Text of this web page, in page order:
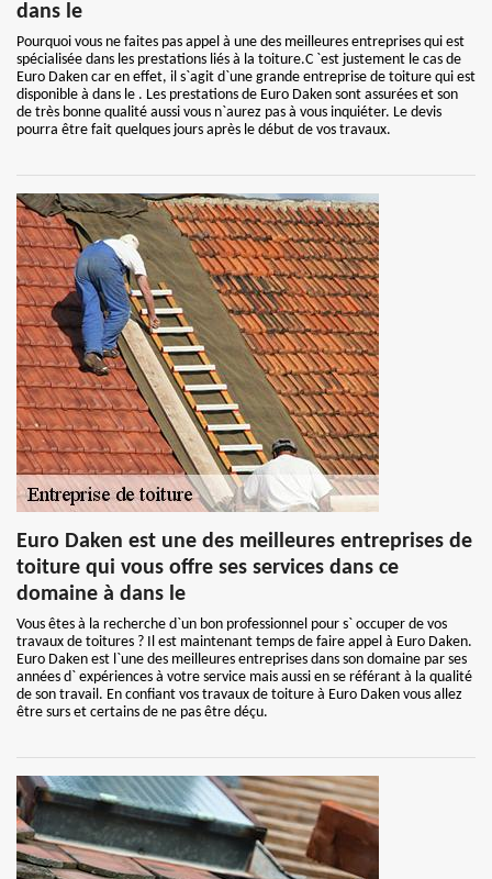
dans le
Pourquoi vous ne faites pas appel à une des meilleures entreprises qui est
spécialisée dans les prestations liés à la toiture.C `est justement le cas de
Euro Daken car en effet, il s`agit d`une grande entreprise de toiture qui est
disponible à dans le . Les prestations de Euro Daken sont assurées et son
de très bonne qualité aussi vous n`aurez pas à vous inquiéter. Le devis
pourra être fait quelques jours après le début de vos travaux.
Euro Daken est une des meilleures entreprises de
toiture qui vous offre ses services dans ce
domaine à dans le
Vous êtes à la recherche d`un bon professionnel pour s` occuper de vos
travaux de toitures ? Il est maintenant temps de faire appel à Euro Daken.
Euro Daken est l`une des meilleures entreprises dans son domaine par ses
années d` expériences à votre service mais aussi en se référant à la qualité
de son travail. En confiant vos travaux de toiture à Euro Daken vous allez
être surs et certains de ne pas être déçu.